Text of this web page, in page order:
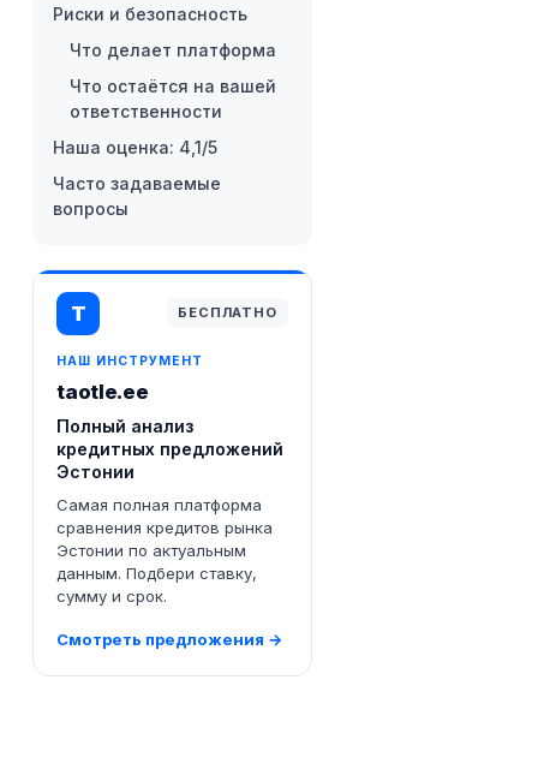
Риски и безопасность
Что делает платформа
Что остаётся на вашей
ответственности
Наша оценка: 4,1/5
Часто задаваемые
вопросы
T БЕСПЛАТНО
НАШ ИНСТРУМЕНТ
taotle.ee
Полный анализ
кредитных предложений
Эстонии
Самая полная платформа
сравнения кредитов рынка
Эстонии по актуальным
данным. Подбери ставку,
сумму и срок.
Смотреть предложения →